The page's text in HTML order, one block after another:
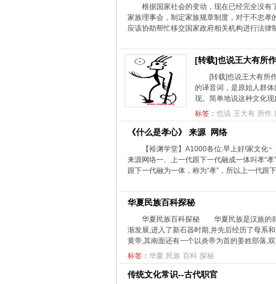
根据国家社会的变动，现在已经完全没有
家族理事会，制定家族规章制度，对于不忠
应该协助帮忙移交国家政府相关机构进行法律
[转载]也说王大有所
[转载]也说王大有
的译音词，是原始人群
现。简单地说这种文
标签： 也说 王大有 所作
《什么是孝心》 来源 网络
【裕渊学堂】A1000各位:早上好!家
来源网络一、上一代跟下一代融成一体叫孝“
跟下一代融为一体，称为“孝”，所以上一代跟
华夏民族百科探秘
华夏民族百科探秘 华夏民族是汉族的
渐发展,进入了新石器时期,并先后经历了母系
黄帝,其南面还有一个以炎帝为首的姜姓部落,
标签： 华夏 民族 百科 探秘
传统文化常识--古代职官